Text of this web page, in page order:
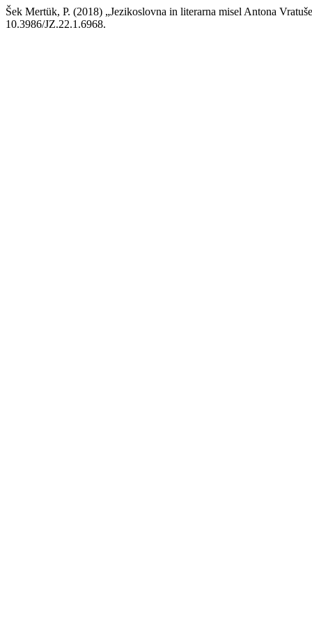
Šek Mertük, P. (2018) „Jezikoslovna in literarna misel Antona
10.3986/JZ.22.1.6968.